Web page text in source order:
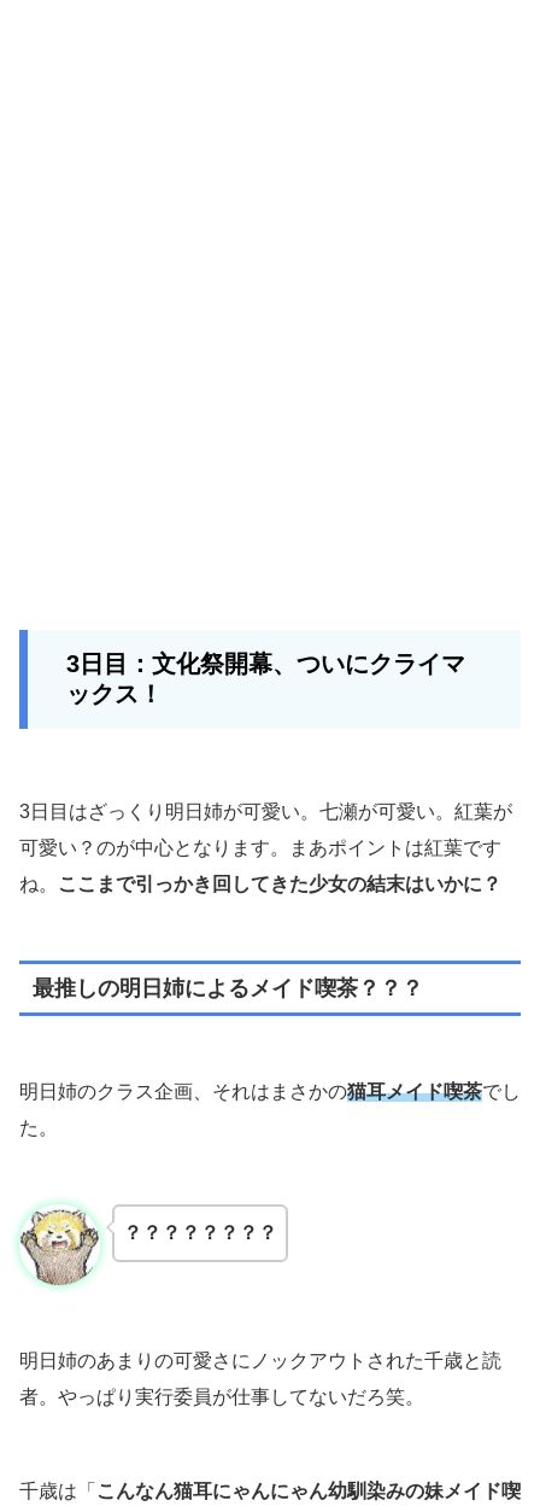
3日目：文化祭開幕、ついにクライマ
ックス！
3日目はざっくり明日姉が可愛い。七瀬が可愛い。紅葉が
可愛い？のが中心となります。まあポイントは紅葉です
ね。
ここまで引っかき回してきた少女の結末はいかに？
最推しの明日姉によるメイド喫茶？？？
明日姉のクラス企画、それはまさかの猫耳メイド喫茶でし
た。
？？？ ？？？ ？？
明日姉のあまりの可愛さにノックアウトされた千歳と読
者。やっぱり実行委員が仕事してないだろ笑。
千歳は「 こんなん猫耳にゃんにゃん幼馴染みの妹メイド喫